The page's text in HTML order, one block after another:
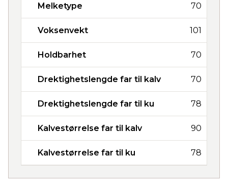
Melketype 70
Voksenvekt 101
Holdbarhet 70
Drektighetslengde far til kalv 70
Drektighetslengde far til ku 78
Kalvestørrelse far til kalv 90
Kalvestørrelse far til ku 78